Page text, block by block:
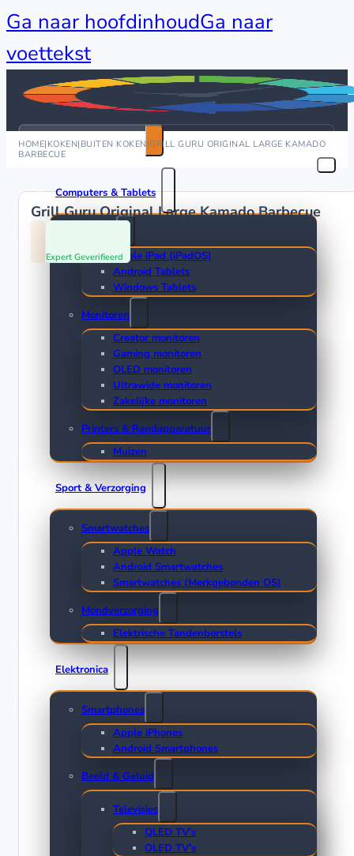
Ga naar hoofdinhoudGa naar
voettekst
Zoeken
Computers & Tablets
Apple iPad (iPadOS)
Android Tablets
Windows Tablets
Monitoren
Creator monitoren
Gaming monitoren
OLED monitoren
Ultrawide monitoren
Zakelijke monitoren
Printers & Randapparatuur
Muizen
Sport & Verzorging
Smartwatches
Apple Watch
Android Smartwatches
Smartwatches (Merkgebonden OS)
Mondverzorging
Elektrische Tandenborstels
Elektronica
Smartphones
Apple iPhones
Android Smartphones
Beeld & Geluid
Televisies
QLED TV’s
OLED TV’s
HOME| KOKEN| BUITEN KOKEN |GRILL GURU ORIGINAL LARGE KAMADO
BARBECUE
Grill Guru Original Large Kamado Barbecue
Expert Geverifieerd